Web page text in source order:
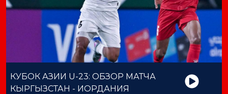
КУБОК АЗИИ U-23: ОБЗОР МАТЧА
КЫРГЫЗСТАН - ИОРДАНИЯ